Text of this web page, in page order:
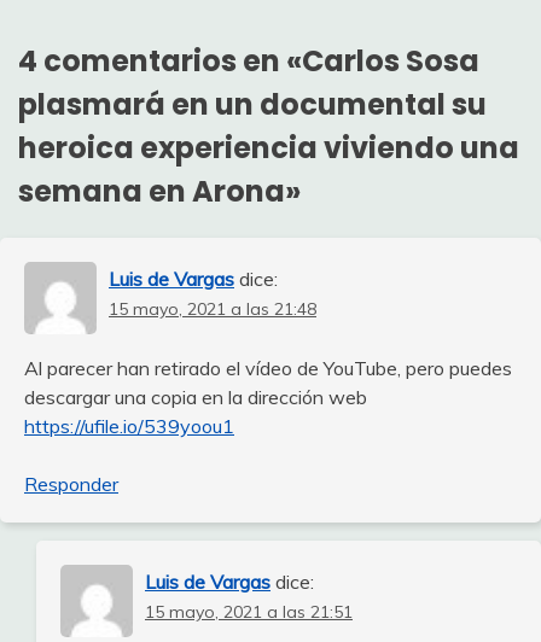
4 comentarios en «Carlos Sosa
plasmará en un documental su
heroica experiencia viviendo una
semana en Arona»
Luis de Vargas dice:
15 mayo, 2021 a las 21:48
Al parecer han retirado el vídeo de YouTube, pero puedes
descargar una copia en la dirección web
https://ufile.io/539yoou1
Responder
Luis de Vargas dice:
15 mayo, 2021 a las 21:51